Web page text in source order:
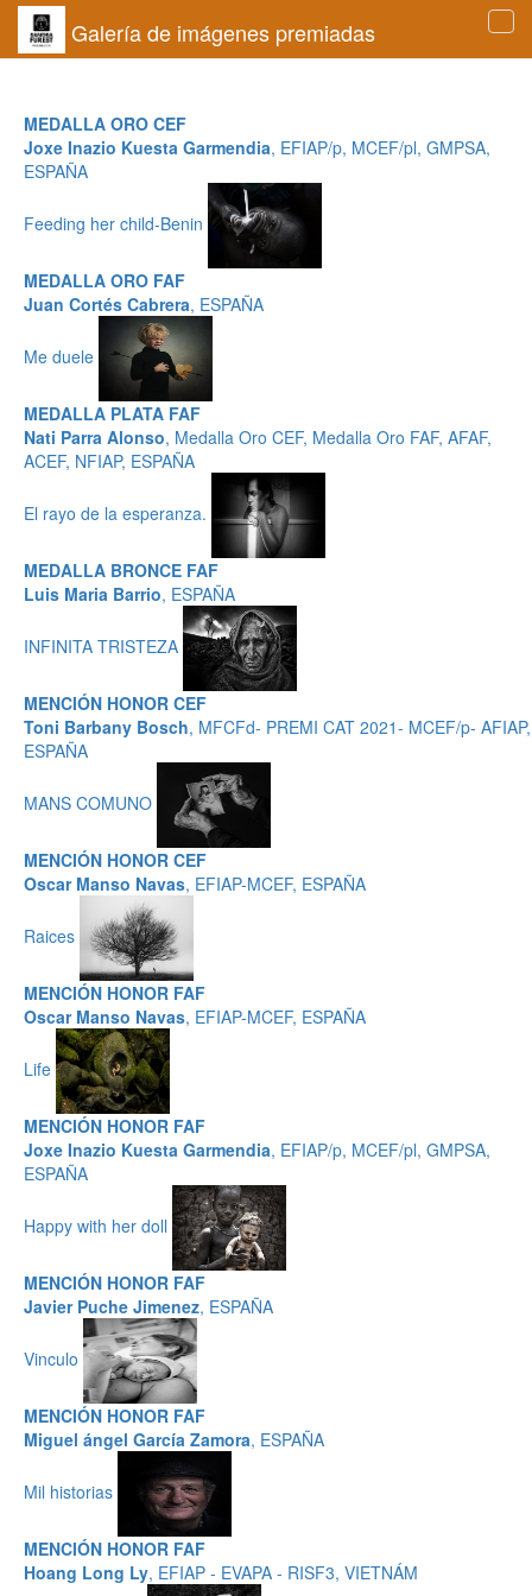
Galería de imágenes premiadas
MEDALLA ORO CEF
Joxe Inazio Kuesta Garmendia, EFIAP/p, MCEF/pl, GMPSA,
ESPAÑA
Feeding her child-Benin
MEDALLA ORO FAF
Juan Cortés Cabrera, ESPAÑA
Me duele
MEDALLA PLATA FAF
Nati Parra Alonso, Medalla Oro CEF, Medalla Oro FAF, AFAF,
ACEF, NFIAP, ESPAÑA
El rayo de la esperanza.
MEDALLA BRONCE FAF
Luis Maria Barrio, ESPAÑA
INFINITA TRISTEZA
MENCIÓN HONOR CEF
Toni Barbany Bosch, MFCFd- PREMI CAT 2021- MCEF/p- AFIAP,
ESPAÑA
MANS COMUNO
MENCIÓN HONOR CEF
Oscar Manso Navas, EFIAP-MCEF, ESPAÑA
Raices
MENCIÓN HONOR FAF
Oscar Manso Navas, EFIAP-MCEF, ESPAÑA
Life
MENCIÓN HONOR FAF
Joxe Inazio Kuesta Garmendia, EFIAP/p, MCEF/pl, GMPSA,
ESPAÑA
Happy with her doll
MENCIÓN HONOR FAF
Javier Puche Jimenez, ESPAÑA
Vinculo
MENCIÓN HONOR FAF
Miguel ángel García Zamora, ESPAÑA
Mil historias
MENCIÓN HONOR FAF
Hoang Long Ly, EFIAP - EVAPA - RISF3, VIETNÁM